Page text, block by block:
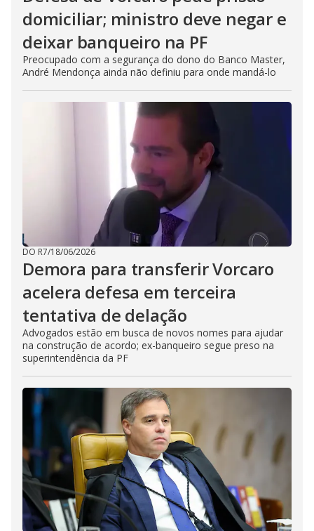
domiciliar; ministro deve negar e
deixar banqueiro na PF
Preocupado com a segurança do dono do Banco Master,
André Mendonça ainda não definiu para onde mandá-lo
DO R7/18/06/2026
Demora para transferir Vorcaro
acelera defesa em terceira
tentativa de delação
Advogados estão em busca de novos nomes para ajudar
na construção de acordo; ex-banqueiro segue preso na
superintendência da PF